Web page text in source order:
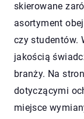
skierowane
asortyment
czy studentów.
jakością
branży. Na
dotyczącymi
miejsce